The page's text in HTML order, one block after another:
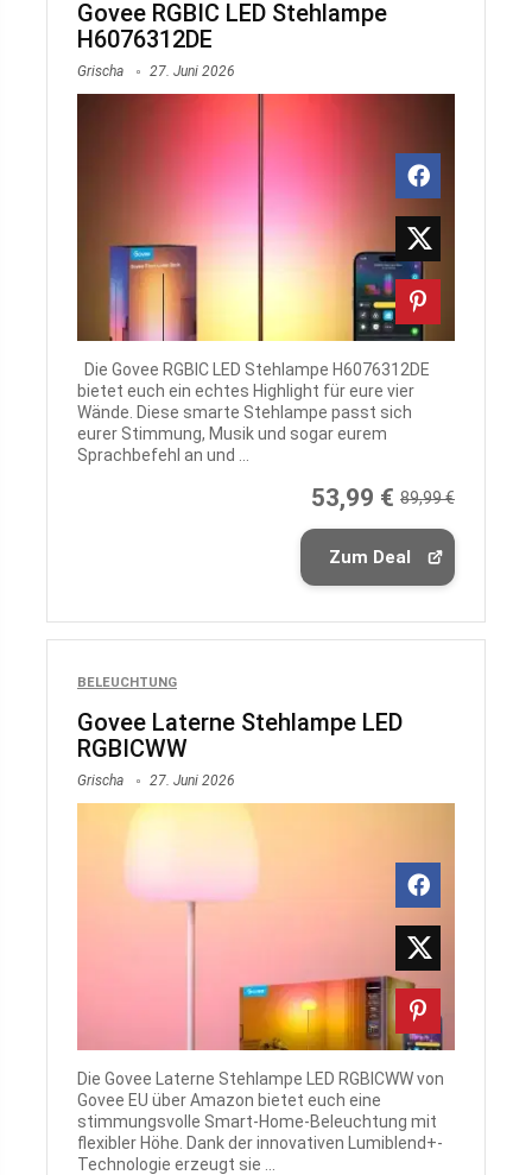
Govee RGBIC LED Stehlampe
H6076312DE
Grischa 27. Juni 2026
Die Govee RGBIC LED Stehlampe H6076312DE
bietet euch ein echtes Highlight für eure vier
Wände. Diese smarte Stehlampe passt sich
eurer Stimmung, Musik und sogar eurem
Sprachbefehl an und ...
53,99 € 89,99 €
Zum Deal
BELEUCHTUNG
Govee Laterne Stehlampe LED
RGBICWW
Grischa 27. Juni 2026
Die Govee Laterne Stehlampe LED RGBICWW von
Govee EU über Amazon bietet euch eine
stimmungsvolle Smart-Home-Beleuchtung mit
flexibler Höhe. Dank der innovativen Lumiblend+-
Technologie erzeugt sie ...